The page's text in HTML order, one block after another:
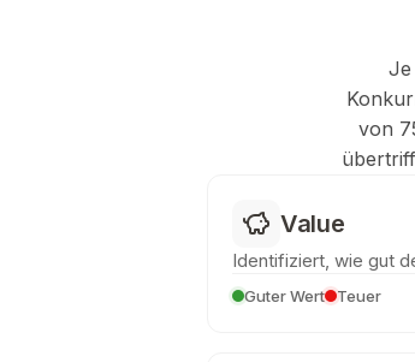
Je
von
Value
Identifiziert, wie gut
Guter Wert Teuer